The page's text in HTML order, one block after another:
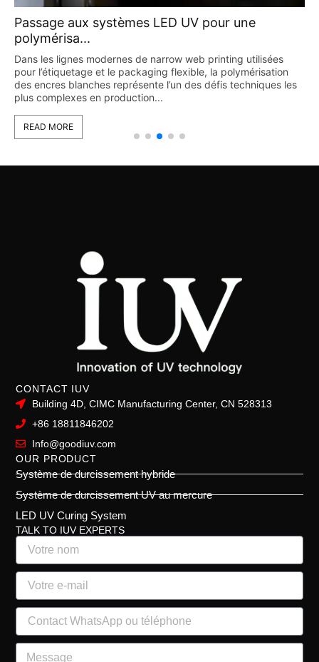
Passage aux systèmes LED UV pour une
polymérisa...
Dans les lignes modernes de narrow web printing utilisées
pour l’étiquetage et le packaging flexible, la polymérisation
des encres blanches représente l’un des défis techniques les
plus complexes en production...
READ MORE
CONTACT IUV
Building 4D, CIMC Manufacturing Center, CN 528313
+86 18811846202
Info@goodiuv.com
OUR PRODUCT
Système de durcissement hybride
Système de durcissement UV au mercure
LED UV Curing System
TALK TO IUV EXPERTS